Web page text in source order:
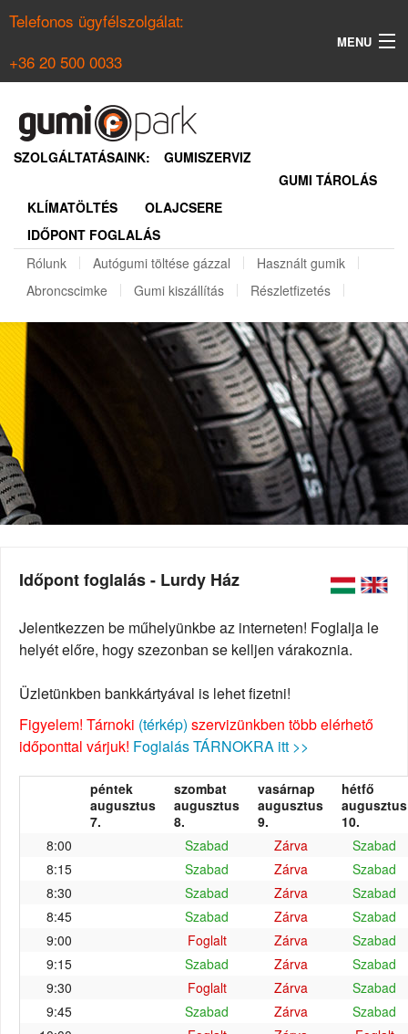
Telefonos ügyfélszolgálat:
+36 20 500 0033
MENU
NYÁRI GUMI KERESŐ
REGISZTRÁCIÓ
SZOLGÁLTATÁSAINK:
GUMISZERVIZ
GUMI TÁROLÁS
KLÍMATÖLTÉS
OLAJCSERE
IDŐPONT FOGLALÁS
Rólunk
Autógumi töltése gázzal
Használt gumik
Abroncscimke
Gumi kiszállítás Részletfizetés
Időpont foglalás - Lurdy Ház
Jelentkezzen be műhelyünkbe az interneten! Foglalja le
helyét előre, hogy szezonban se kelljen várakoznia.
Üzletünkben bankkártyával is lehet fizetni!
Figyelem! Tárnoki (térkép) szervizünkben több elérhető
időponttal várjuk! Foglalás TÁRNOKRA itt >>
péntek
augusztus
7.
szombat
augusztus
8.
vasárnap
augusztus
9.
hétfő
augusztus
10.
8:00
Szabad Zárva
Szabad
8:15
Szabad Zárva
Szabad
8:30
Szabad Zárva
Szabad
8:45
Szabad Zárva
Szabad
9:00
Foglalt Zárva
Szabad
9:15
Szabad Zárva
Szabad
9:30
Foglalt Zárva
Szabad
9:45
Szabad Zárva
Szabad